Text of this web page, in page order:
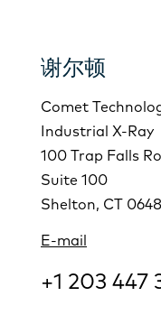
谢尔顿
Comet
Industrial X-Ray
100 Trap Falls
Suite 100
Shelton, CT
E-mail
+1 203 447